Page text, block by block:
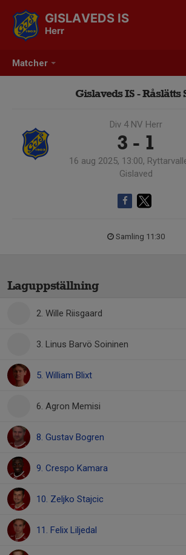
Matcher
GISLAVEDS IS
Herr
Gislaveds IS - Råslätts
Div 4 NV Herr
3 - 1
16 aug 2025, 13:00,
Gislaved
Samling 11:30
Laguppställning
2. Wille Riisgaard
3. Linus Barvö Soininen
5. William Blixt
6. Agron Memisi
8. Gustav Bogren
9. Crespo Kamara
10. Zeljko Stajcic
11. Felix Liljedal